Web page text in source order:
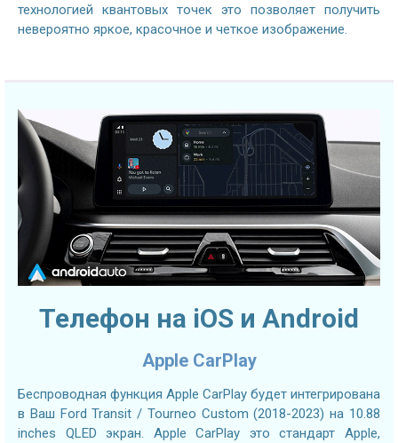
технологией квантовых точек это позволяет получить
невероятно яркое, красочное и четкое изображение.
Телефон на iOS и Android
Apple CarPlay
Беспроводная функция Apple CarPlay будет интегрирована
в Ваш Ford Transit / Tourneo Custom (2018-2023) на 10.88
inches QLED экран. Apple CarPlay это стандарт Apple,